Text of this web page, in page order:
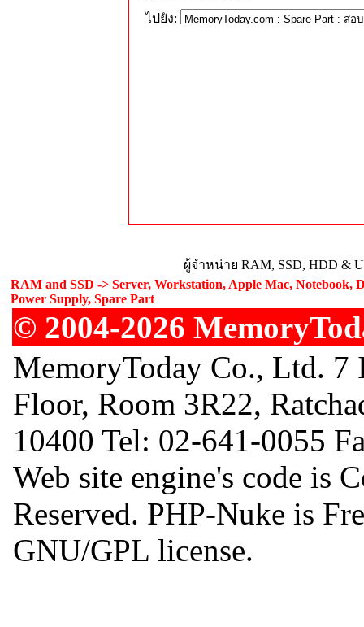
ไปยัง:
ผู้จำหน่าย RAM, SSD, HDD &
RAM and SSD -> Server, Workstation, Apple Mac, Notebook,
Power Supply, Spare Part
© 2004-2026
MemoryToday Co., Ltd.
Floor, Room 3R22,
10400 Tel: 02-641-0055
Web site engine's code is
Reserved. PHP-Nuke is
GNU/GPL license.